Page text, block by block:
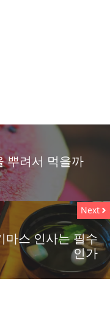
뿌려서 먹을까
Next
마스 인사는 필수
인가